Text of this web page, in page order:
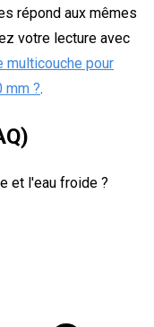
répond aux mêmes
votre lecture avec
multicouche pour
mm ?.
et l'eau froide ?